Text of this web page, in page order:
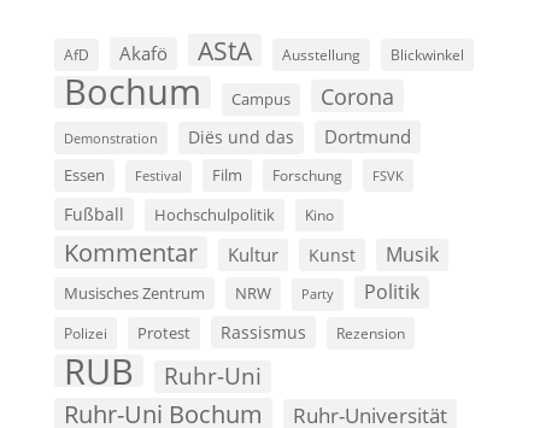
AfD Akafö AStA Ausstellung Blickwinkel
Bochum Campus Corona
Demonstration Diës und das Dortmund
Essen Festival Film Forschung FSVK
Fußball Hochschulpolitik Kino
Kommentar Kultur Kunst Musik
Musisches Zentrum NRW Party Politik
Polizei Protest Rassismus Rezension
RUB Ruhr-Uni
Ruhr-Uni Bochum Ruhr-Universität